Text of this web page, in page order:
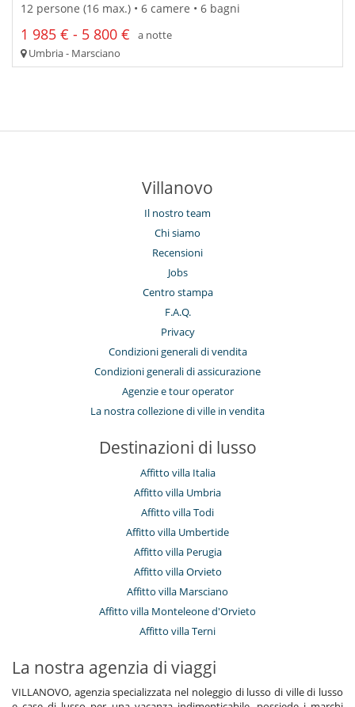
12 persone (16 max.) • 6 camere • 6 bagni
1 985 € - 5 800 €
a notte
Umbria - Marsciano
Villanovo
Il nostro team
Chi siamo
Recensioni
Jobs
Centro stampa
F.A.Q.
Privacy
Condizioni generali di vendita
Condizioni generali di assicurazione
Agenzie e tour operator
La nostra collezione di ville in vendita
Destinazioni di lusso
Affitto villa Italia
Affitto villa Umbria
Affitto villa Todi
Affitto villa Umbertide
Affitto villa Perugia
Affitto villa Orvieto
Affitto villa Marsciano
Affitto villa Monteleone d'Orvieto
Affitto villa Terni
La nostra agenzia di viaggi
VILLANOVO, agenzia specializzata nel noleggio di lusso di ville di lusso